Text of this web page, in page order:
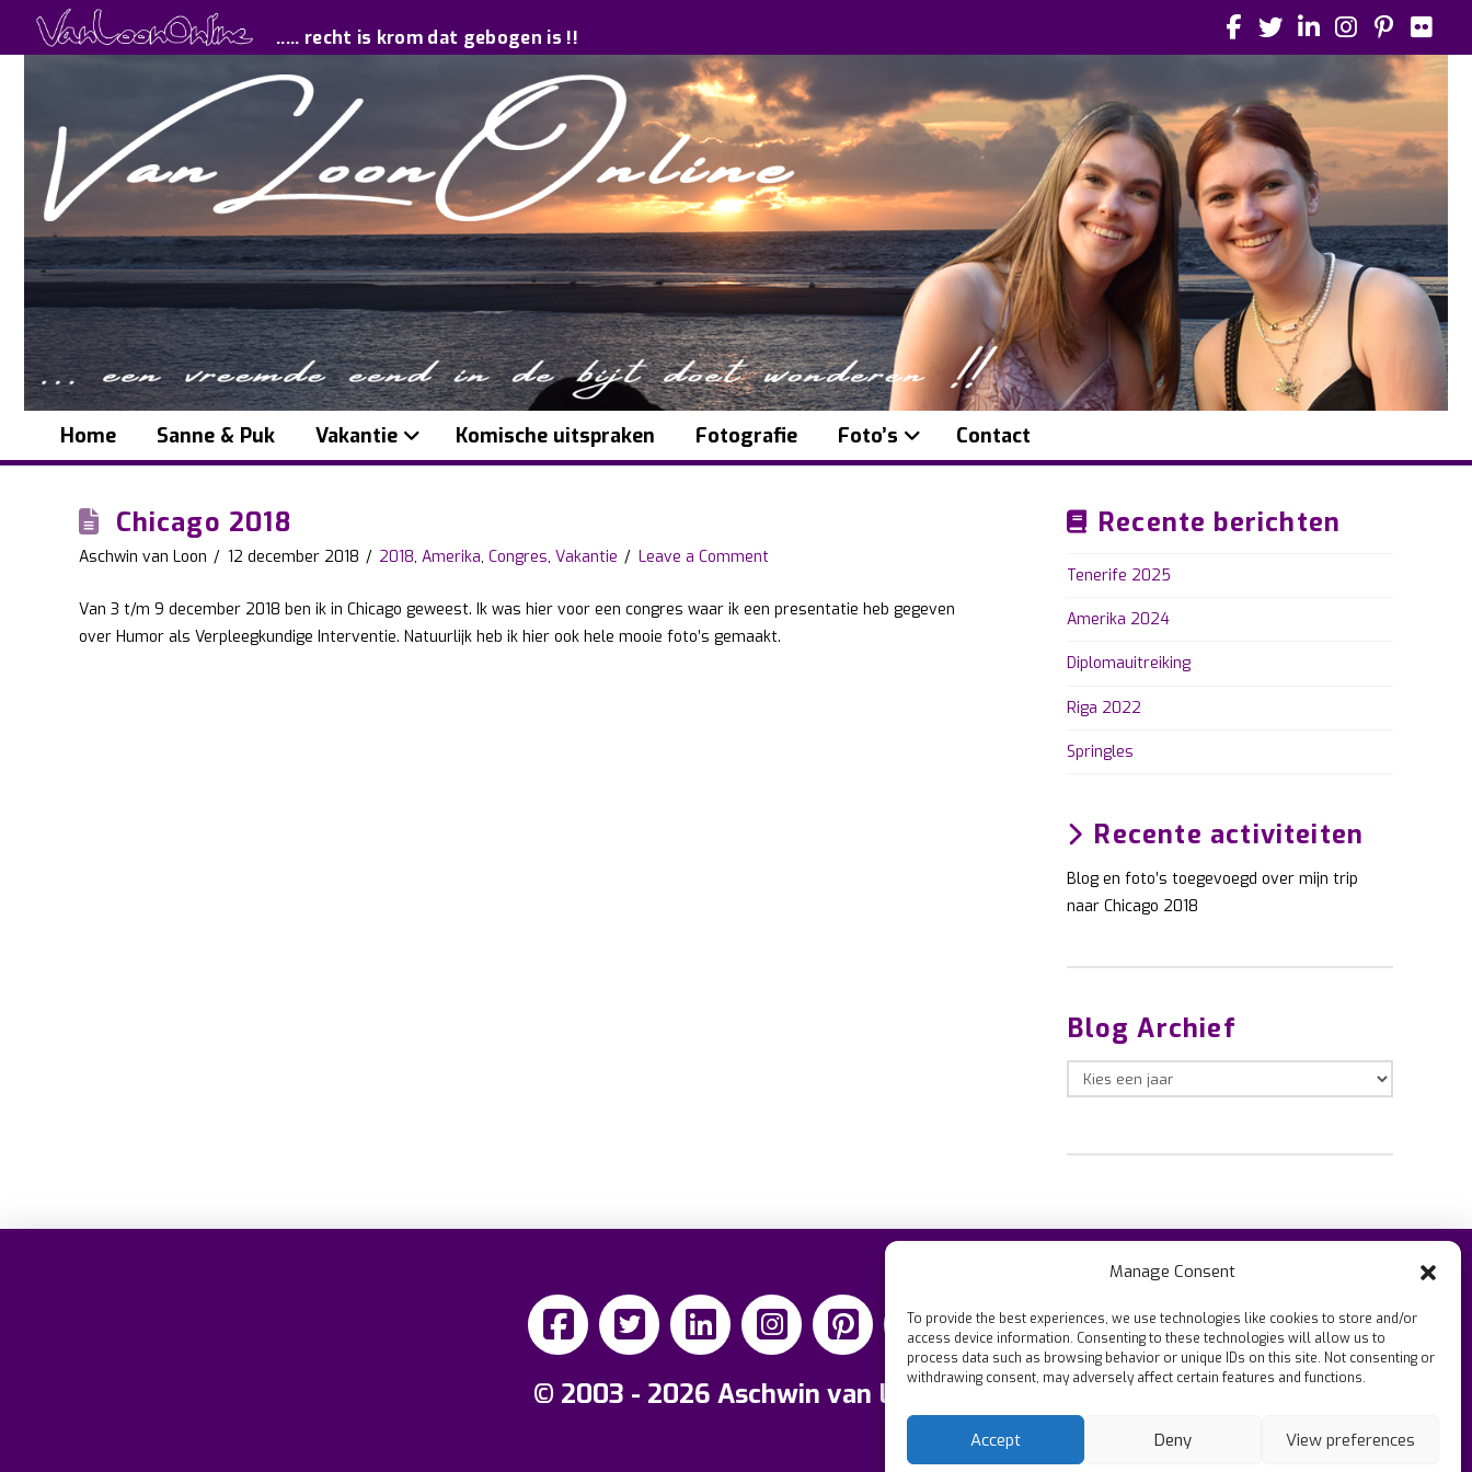
Manage Consent
To provide the best experiences, we use technologies like cookies to store and/or
access device information. Consenting to these technologies will allow us to
process data such as browsing behavior or unique IDs on this site. Not consenting or
withdrawing consent, may adversely affect certain features and functions.
Accept Deny View preferences
..... recht is krom dat gebogen is !!
Home Sanne & Puk Vakantie Komische uitspraken Fotografie Foto’s Contact
Chicago 2018
Aschwin van Loon 12 december 2018 2018,Amerika,Congres,Vakantie Leave a Comment
Van 3 t/m 9 december 2018 ben ik in Chicago geweest. Ik was hier voor een congres waar ik een presentatie heb gegeven
over Humor als Verpleegkundige Interventie. Natuurlijk heb ik hier ook hele mooie foto’s gemaakt.
Recente berichten
Tenerife 2025
Amerika 2024
Diplomauitreiking
Riga 2022
Springles
Recente activiteiten
Blog en foto’s toegevoegd over mijn trip
naar Chicago 2018
Blog Archief
© 2003 - 2026 Aschwin van Loon